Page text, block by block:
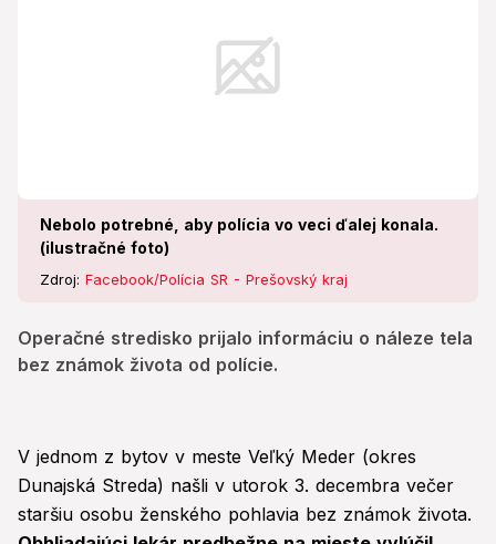
Nebolo potrebné, aby polícia vo veci ďalej konala.
(ilustračné foto)
Zdroj: Facebook/Polícia SR - Prešovský kraj
Operačné stredisko prijalo informáciu o náleze tela
bez známok života od polície.
V jednom z bytov v meste Veľký Meder (okres
Dunajská Streda) našli v utorok 3. decembra večer
staršiu osobu ženského pohlavia bez známok života.